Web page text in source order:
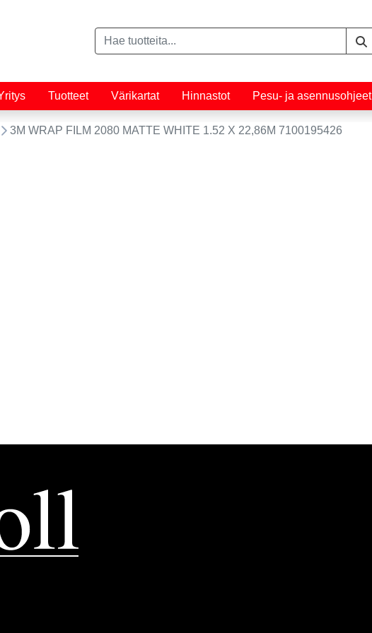
Tuotteet Värikartat Hinnastot Pesu- ja asennusohjeet
3M WRAP FILM 2080 MATTE WHITE 1.52 X 22,86M 7100195426